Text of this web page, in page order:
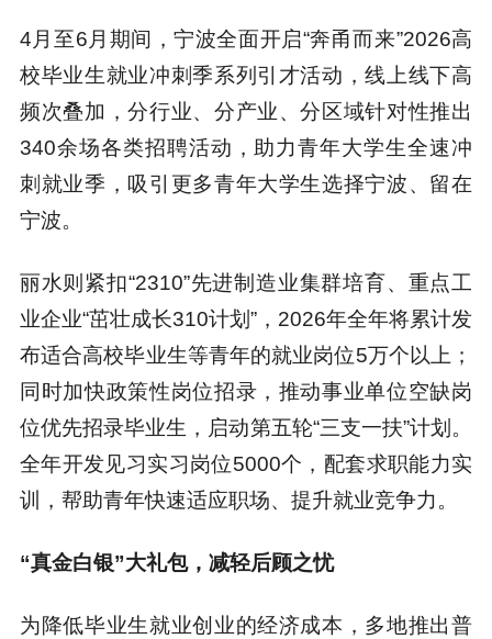
4月至6月期间，宁波全面开启“奔甬而来”2026高
校毕业生就业冲刺季系列引才活动，线上线下高
频次叠加，分行业、分产业、分区域针对性推出
340余场各类招聘活动，助力青年大学生全速冲
刺就业季，吸引更多青年大学生选择宁波、留在
宁波。
丽水则紧扣“2310”先进制造业集群培育、重点工
业企业“茁壮成长310计划”，2026年全年将累计发
布适合高校毕业生等青年的就业岗位5万个以上；
同时加快政策性岗位招录，推动事业单位空缺岗
位优先招录毕业生，启动第五轮“三支一扶”计划。
全年开发见习实习岗位5000个，配套求职能力实
训，帮助青年快速适应职场、提升就业竞争力。
“真金白银”大礼包，减轻后顾之忧
为降低毕业生就业创业的经济成本，多地推出普